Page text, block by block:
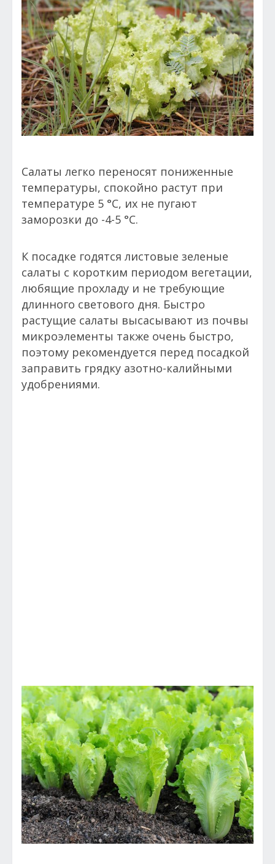
Салаты легко переносят пониженные
температуры, спокойно растут при
температуре 5 °С, их не пугают
заморозки до -4-5 °С.
К посадке годятся листовые зеленые
салаты с коротким периодом вегетации,
любящие прохладу и не требующие
длинного светового дня. Быстро
растущие салаты высасывают из почвы
микроэлементы также очень быстро,
поэтому рекомендуется перед посадкой
заправить грядку азотно-калийными
удобрениями.